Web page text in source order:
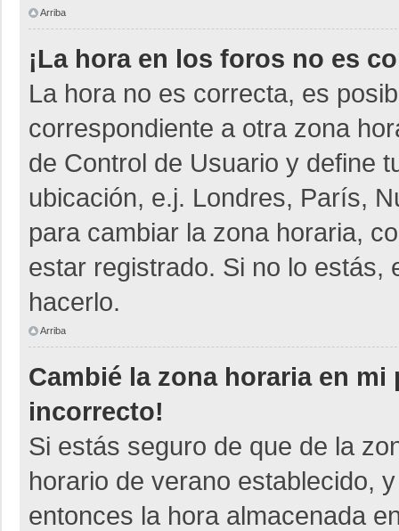
Arriba
¡La hora en los foros no es
La hora no es correcta, es
correspondiente a otra zona
de Control de Usuario y define
ubicación, e.j. Londres, París,
para cambiar la zona horaria,
estar registrado. Si no lo estás,
hacerlo.
Arriba
Cambié la zona horaria en
incorrecto!
Si estás seguro de que de la
horario de verano establecido,
entonces la hora almacenada